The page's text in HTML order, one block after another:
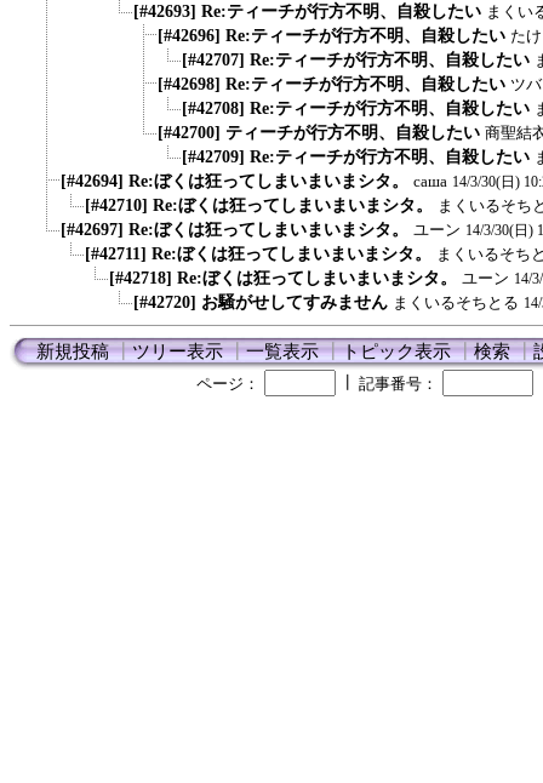
[#42693] Re:ティーチが行方不明、自殺したい まくい
[#42696] Re:ティーチが行方不明、自殺したい た
[#42707] Re:ティーチが行方不明、自殺したい
[#42698] Re:ティーチが行方不明、自殺したい ツ
[#42708] Re:ティーチが行方不明、自殺したい
[#42700] ティーチが行方不明、自殺したい 商聖結
[#42709] Re:ティーチが行方不明、自殺したい
[#42694] Re:ぼくは狂ってしまいまいまシタ。 саша 14/3/30(日)
[#42710] Re:ぼくは狂ってしまいまいまシタ。 まくいるそち
[#42697] Re:ぼくは狂ってしまいまいまシタ。 ユーン 14/3/30(日)
[#42711] Re:ぼくは狂ってしまいまいまシタ。 まくいるそち
[#42718] Re:ぼくは狂ってしまいまいまシタ。 ユーン 14/
[#42720] お騒がせしてすみません まくいるそちとる
新規投稿┃ツリー表示┃一覧表示┃トピック表示┃検索┃
ページ： 記事番号：